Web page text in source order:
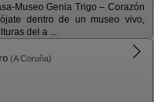
Museo Genia Trigo – Corazón
dentro de un museo vivo,
del a ...
(A Coruña)